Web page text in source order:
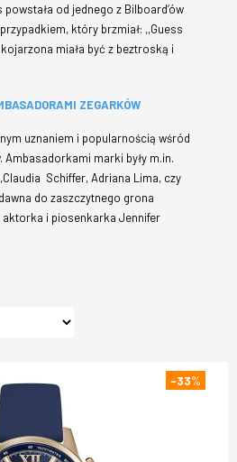
powstała od jednego z Bilboard’ów
który brzmiał: ,,Guess
kojarzona miała być z beztroską i
ZEGARKÓW
uznaniem i popularnością wśród
marki były m.in.
Schiffer, Adriana Lima, czy
do zaszczytnego grona
aktorka i piosenkarka Jennifer
-33%